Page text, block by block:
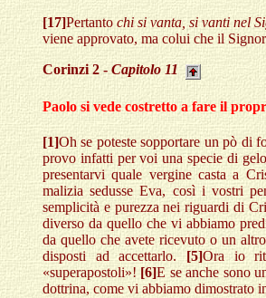
[17]Pertantochi si vanta, si vanti nel
viene approvato, ma colui che il
Corinzi 2 - Capitolo 11
Paolo si vede costretto a fare il
[1]Oh se poteste sopportare un pò di
provo infatti per voi una specie di
presentarvi quale vergine casta a
malizia sedusse Eva, così i vostri
semplicità e purezza nei riguardi di
diverso da quello che vi abbiamo
da quello che avete ricevuto o un
disposti ad accettarlo. [5]Ora io
«superapostoli»! [6]E se anche sono
dottrina, come vi abbiamo dimostrato